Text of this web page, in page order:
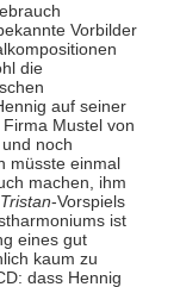
Vorbilder
die
auf seiner
Mustel von
noch
müsste einmal
machen, ihm
Tristan-Vorspiels
ist
eines gut
kaum zu
dass Hennig